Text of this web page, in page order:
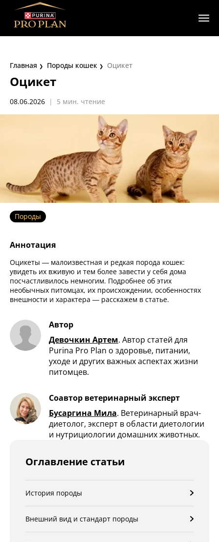
Главная Породы кошек Оцикет
Оцикет
08.06.2026 | 5 мин. чтение
Породы
Аннотация
Оцикеты — малоизвестная и редкая порода кошек:
увидеть их вживую и тем более завести у себя дома
посчастливилось немногим. Подробнее об этих
необычных питомцах, их происхождении, особенностях
внешности и характера — расскажем в статье.
Автор
Девочкин Артем. Автор статей для
Purina Pro Plan о здоровье, питании,
уходе и других важных аспектах жизни
питомцев.
Соавтор ветеринарный эксперт
Бусаргина Мила. Ветеринарный врач-
диетолог, эксперт в области диетологии
и нутрициологии домашних животных.
Оглавление статьи
История породы
Внешний вид и стандарт породы